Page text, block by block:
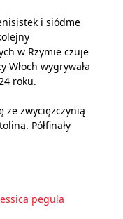
i siódme
w Rzymie czuje
wygrywała
roku.
ze zwyciężczynią
Półfinały
pegula